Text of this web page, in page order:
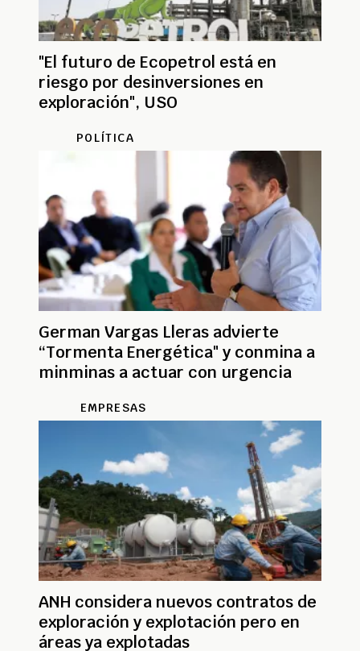
"El futuro de Ecopetrol está en
riesgo por desinversiones en
exploración", USO
POLÍTICA
German Vargas Lleras advierte
“Tormenta Energética" y conmina a
minminas a actuar con urgencia
EMPRESAS
ANH considera nuevos contratos de
exploración y explotación pero en
áreas ya explotadas